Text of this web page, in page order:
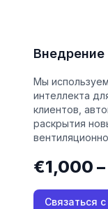
Внедрение
Мы
интеллекта
клиентов,
раскрытия
€1,000
Связаться